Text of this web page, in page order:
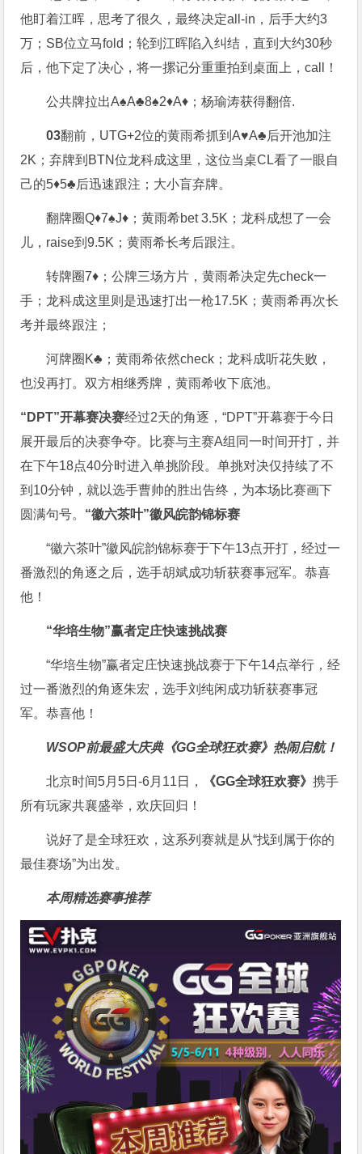
他盯着江晖，思考了很久，最终决定all-in，后手大约3
万；SB位立马fold；轮到江晖陷入纠结，直到大约30秒
后，他下定了决心，将一摞记分重重拍到桌面上，call！
公共牌拉出A♠A♣8♠2♦A♦；杨瑜涛获得翻倍.
03翻前，UTG+2位的黄雨希抓到A♥A♣后开池加注
2K；弃牌到BTN位龙科成这里，这位当桌CL看了一眼自
己的5♦5♣后迅速跟注；大小盲弃牌。
翻牌圈Q♦7♠J♦；黄雨希bet 3.5K；龙科成想了一会
儿，raise到9.5K；黄雨希长考后跟注。
转牌圈7♦；公牌三场方片，黄雨希决定先check一
手；龙科成这里则是迅速打出一枪17.5K；黄雨希再次长
考并最终跟注；
河牌圈K♣；黄雨希依然check；龙科成听花失败，
也没再打。双方相继秀牌，黄雨希收下底池。
“DPT”开幕赛决赛经过2天的角逐，“DPT”开幕赛于今日
展开最后的决赛争夺。比赛与主赛A组同一时间开打，并
在下午18点40分时进入单挑阶段。单挑对决仅持续了不
到10分钟，就以选手曹帅的胜出告终，为本场比赛画下
圆满句号。 “徽六茶叶”徽风皖韵锦标赛
“徽六茶叶”徽风皖韵锦标赛于下午13点开打，经过一
番激烈的角逐之后，选手胡斌成功斩获赛事冠军。恭喜
他！
“华培生物”赢者定庄快速挑战赛
“华培生物”赢者定庄快速挑战赛于下午14点举行，经
过一番激烈的角逐朱宏，选手刘纯闲成功斩获赛事冠
军。恭喜他！
WSOP前最盛大庆典《GG全球狂欢赛》 热闹启航！
北京时间5月5日-6月11日， 《GG全球狂欢赛》携手
所有玩家共襄盛举，欢庆回归！
说好了是全球狂欢，这系列赛就是从“找到属于你的
最佳赛场”为出发。
本周精选赛事推荐